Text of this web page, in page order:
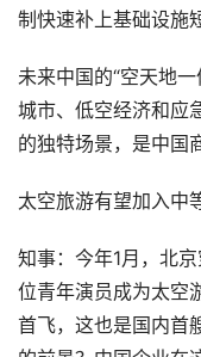
制快速补上基础设施
未来中国的“空天地
城市、低空经济和应
的独特场景，是中国
太空旅游有望加入中
知事：今年1月，北
位青年演员成为太空
首飞，这也是国内首